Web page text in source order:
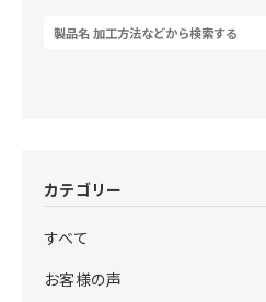
カテゴリー
すべて
お客様の声